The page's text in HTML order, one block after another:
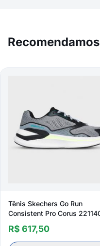
Tênis Skechers Go Run
Consistent Pro Corus
Masculino
R$ 617,50